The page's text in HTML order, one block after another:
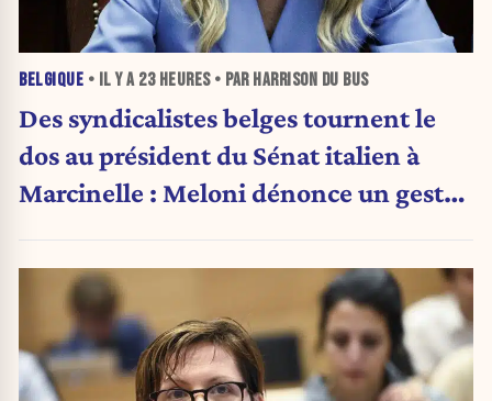
BELGIQUE • IL Y A 23 HEURES• PAR HARRISON DU BUS
Des syndicalistes belges tournent le
dos au président du Sénat italien à
Marcinelle : Meloni dénonce un geste